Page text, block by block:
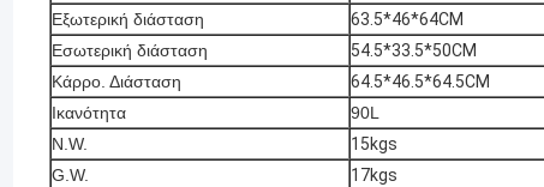
Εξωτερική διάσταση
63.5*46*64CM
Εσωτερική διάσταση
54.5*33.5*50CM
Κάρρο. Διάσταση
64.5*46.5*64.5CM
Ικανότητα
90L
N.W.
15kgs
G.W.
17kgs